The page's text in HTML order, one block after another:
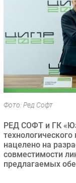
Торговые сети
Оборудование
ПО
Регулирование
Финансы
Web
Безопасность
Инновации
CIO/
Гаджеты
Фото: Ред Софт
РЕД СОФТ и ГК
нацелено на
совместимости
предлагаемых